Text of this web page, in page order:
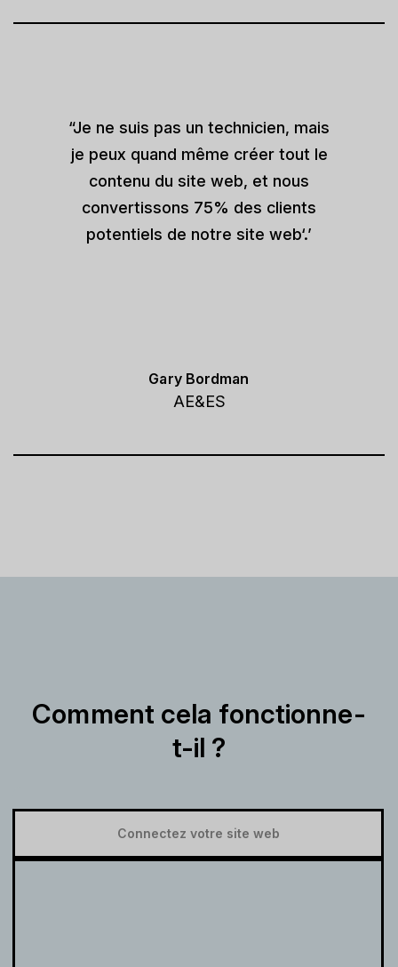
“Je ne suis pas un technicien, mais
je peux quand même créer tout le
contenu du site web, et nous
convertissons 75% des clients
potentiels de notre site web‘.’
Gary Bordman
AE&ES
Comment cela fonctionne-
t-il ?
Connectez votre site web